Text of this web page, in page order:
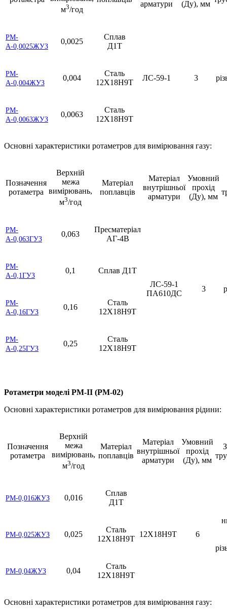
м3/год
арматури (Ду), мм
РМ-
А-0,0025ЖУЗ
0,0025
Сплав
Д1Т
ЛС-59-1 3
РМ-
А-0,004ЖУЗ
0,004
Сталь
12Х18Н9Т
РМ-
А-0,0063ЖУЗ
0,0063
Сталь
12Х18Н9Т
Основні характеристики ротаметров для вимірювання газу:
Позначення
ротаметра
Верхній
межа
вимірювань,
м3/год
Матеріал
поплавців
Матеріал
внутрішньої
арматури
Умовний
прохід
(Ду), мм
РМ-
А-0,063ГУЗ
0,063
Пресматеріал
АГ-4В
ЛС-59-1
ПА610ДС
3
РМ-
А-0,1ГУЗ
0,1 Сплав Д1Т
РМ-
А-0,16ГУЗ
0,16
Сталь
12Х18Н9Т
РМ-
А-0,25ГУЗ
0,25
Сталь
12Х18Н9Т
Ротаметри моделі РМ-II (РМ-02)
Основні характеристики ротаметров для вимірювання рідини:
Позначення
ротаметра
Верхній
межа
вимірювань,
м3/год
Матеріал
поплавців
Матеріал
внутрішньої
арматури
Умовний
прохід
(Ду), мм
РМ-0,016ЖУЗ 0,016
Сплав
Д1Т
12Х18Н9Т 6
РМ-0,025ЖУЗ 0,025
Сталь
12Х18Н9Т
РМ-0,04ЖУЗ 0,04
Сталь
12Х18Н9Т
Основні характеристики ротаметров для вимірювання газу: